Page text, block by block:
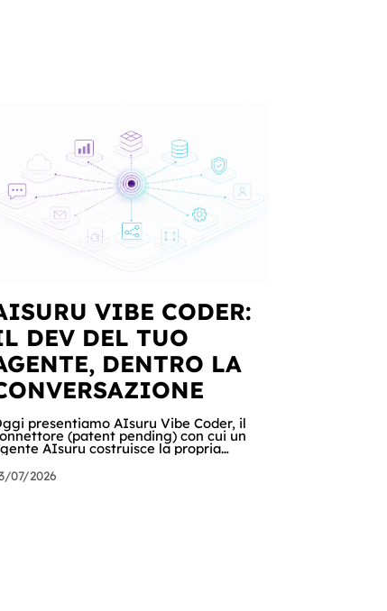
VIBE CODER:
DEV DEL TUO
DENTRO LA
presentiamo AIsuru Vibe Coder, il
(patent pending) con cui un
AIsuru costruisce la propria
applicazione parlando con il suo
database, interfacce, form,
e regole di accesso, nella
07/2026